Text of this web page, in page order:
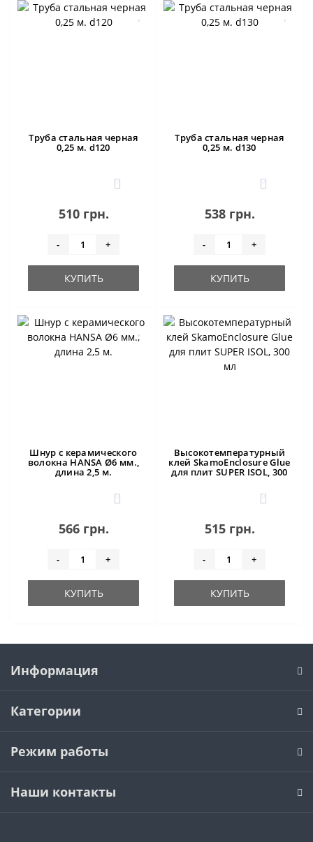
Труба стальная черная
0,25 м. d120
0
510 грн.
- +
КУПИТЬ
Труба стальная черная
0,25 м. d130
0
538 грн.
- +
КУПИТЬ
Шнур с керамического
волокна HANSA Ø6 мм.,
длина 2,5 м.
0
566 грн.
- +
КУПИТЬ
Высокотемпературный
клей SkamoEnclosure Glue
для плит SUPER ISOL, 300
0
515 грн.
- +
КУПИТЬ
Информация
Категории
Режим работы
Наши контакты